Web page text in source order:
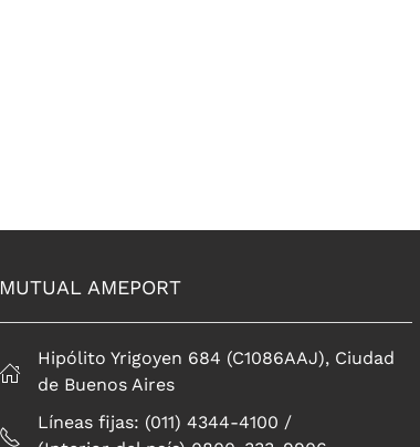
MUTUAL AMEPORT
Hipólito Yrigoyen 684 (C1086AAJ), Ciudad
de Buenos Aires
Líneas fijas: (011) 4344-4100 /